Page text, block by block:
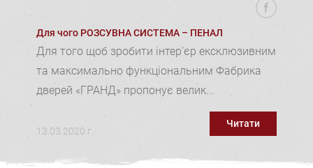
Для чого РОЗСУВНА СИСТЕМА – ПЕНАЛ
Для того щоб зробити інтер’єр ексклюзивним
та максимально функціональним Фабрика
дверей «ГРАНД» пропонує велик...
13.03.2020 г.
Читати